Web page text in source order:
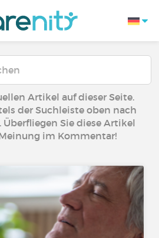
Artikel auf dieser Seite.
der Suchleiste oben nach
Sie diese Artikel
im Kommentar!